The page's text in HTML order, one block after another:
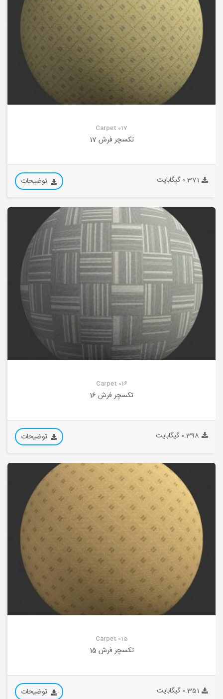
Carpet 017
تکسچر فرش 17
0.371 گیگابایت توضیحات
Carpet 016
تکسچر فرش 16
0.398 گیگابایت توضیحات
Carpet 015
تکسچر فرش 15
0.351 گیگابایت توضیحات